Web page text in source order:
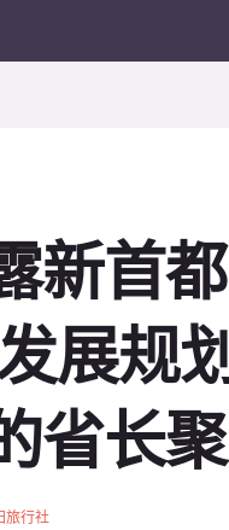
新首
展规
省长
旅行社